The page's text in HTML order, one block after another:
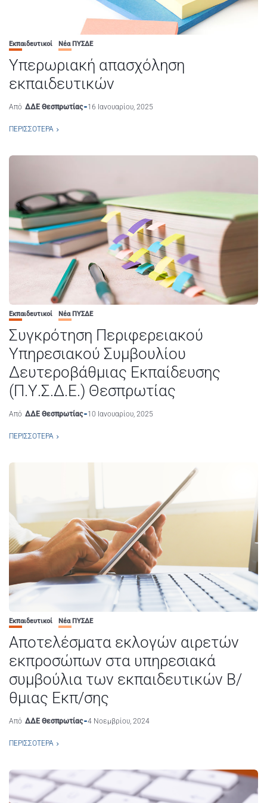
Εκπαιδευτικοί Νέα ΠΥΣΔΕ
Υπερωριακή απασχόληση
εκπαιδευτικών
Από ΔΔΕ Θεσπρωτίας 16 Ιανουαρίου, 2025
ΠΕΡΙΣΣΌΤΕΡΑ
Εκπαιδευτικοί Νέα ΠΥΣΔΕ
Συγκρότηση Περιφερειακού
Υπηρεσιακού Συμβουλίου
Δευτεροβάθμιας Εκπαίδευσης
(Π.Υ.Σ.Δ.Ε.) Θεσπρωτίας
Από ΔΔΕ Θεσπρωτίας 10 Ιανουαρίου, 2025
ΠΕΡΙΣΣΌΤΕΡΑ
Εκπαιδευτικοί Νέα ΠΥΣΔΕ
Αποτελέσματα εκλογών αιρετών
εκπροσώπων στα υπηρεσιακά
συμβούλια των εκπαιδευτικών Β/
θμιας Εκπ/σης
Από ΔΔΕ Θεσπρωτίας 4 Νοεμβρίου, 2024
ΠΕΡΙΣΣΌΤΕΡΑ